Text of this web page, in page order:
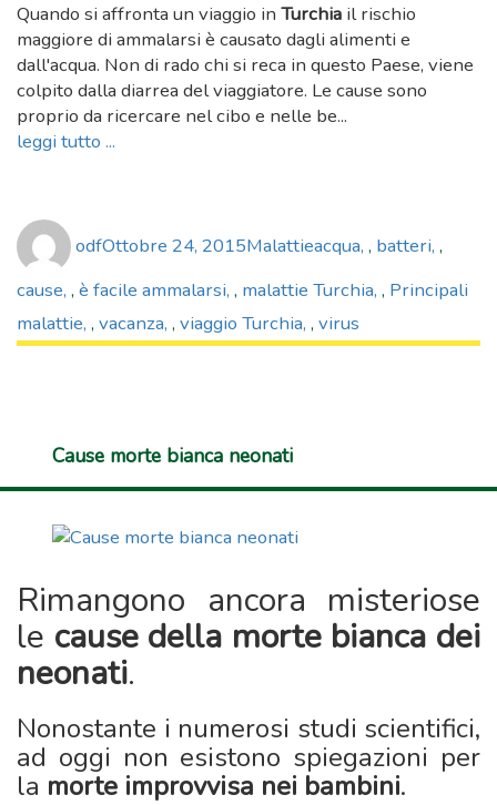
Quando si affronta un viaggio in Turchia il rischio
maggiore di ammalarsi è causato dagli alimenti e
dall'acqua. Non di rado chi si reca in questo Paese, viene
colpito dalla diarrea del viaggiatore. Le cause sono
proprio da ricercare nel cibo e nelle be...
leggi tutto ...
odfon
Ottobre 24, 2015Malattieacqua , batteri ,
cause , è facile ammalarsi , malattie Turchia , Principali
malattie , vacanza , viaggio Turchia , virus
Cause morte bianca neonati
Rimangono ancora misteriose
le cause della morte bianca dei
neonati.
Nonostante i numerosi studi scientifici,
ad oggi non esistono spiegazioni per
la morte improvvisa nei bambini.